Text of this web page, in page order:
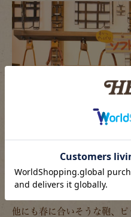
他にも春に合いそうな鞄、ピ